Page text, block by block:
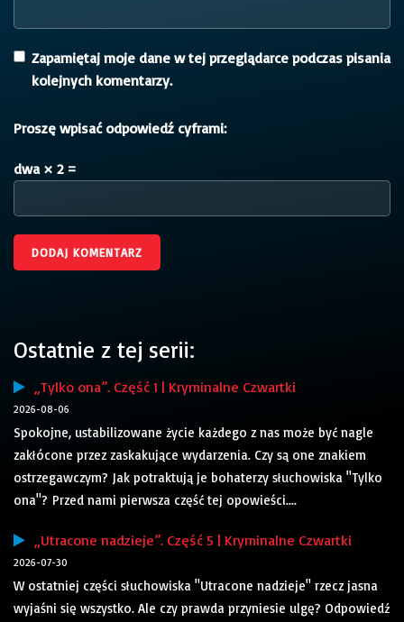
Zapamiętaj moje dane w tej przeglądarce podczas pisania
kolejnych komentarzy.
Proszę wpisać odpowiedź cyframi:
dwa × 2 =
Ostatnie z tej serii:
„Tylko ona”. Część 1 | Kryminalne Czwartki
2026-08-06
Spokojne, ustabilizowane życie każdego z nas może być nagle
zakłócone przez zaskakujące wydarzenia. Czy są one znakiem
ostrzegawczym? Jak potraktują je bohaterzy słuchowiska "Tylko
ona"? Przed nami pierwsza część tej opowieści....
„Utracone nadzieje”. Część 5 | Kryminalne Czwartki
2026-07-30
W ostatniej części słuchowiska "Utracone nadzieje" rzecz jasna
wyjaśni się wszystko. Ale czy prawda przyniesie ulgę? Odpowiedź